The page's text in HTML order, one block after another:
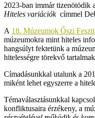
2023-ban immár tizenötödik
Hiteles variációkcímmel
A 18. Múzeumok Őszi
múzeumokra mint hiteles
hangsúlyt fektetünk a
hitelességre törekvő
Címadásunkkal utalunk a
miként lehet egyszerre a
Témaválasztásunkkal
konfliktusaira érzékeny, a